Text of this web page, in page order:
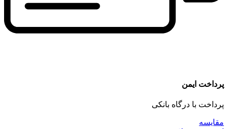
پرداخت ایمن
پرداخت با درگاه بانکی
مقايسه